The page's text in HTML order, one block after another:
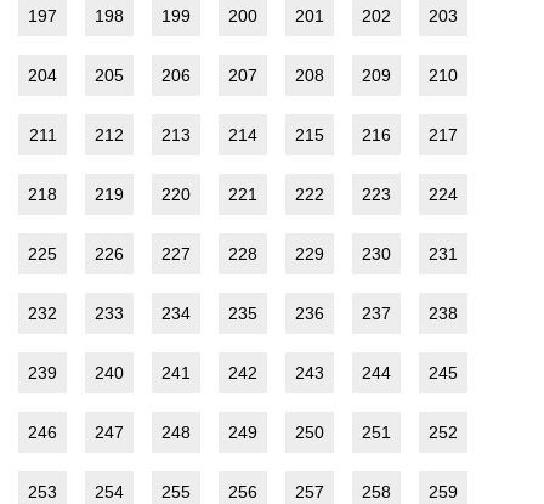
197 198 199 200 201 202 203
204 205 206 207 208 209 210
211 212 213 214 215 216 217
218 219 220 221 222 223 224
225 226 227 228 229 230 231
232 233 234 235 236 237 238
239 240 241 242 243 244 245
246 247 248 249 250 251 252
253 254 255 256 257 258 259